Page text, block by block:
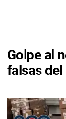
Golpe al
falsas